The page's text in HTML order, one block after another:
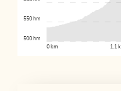
0 km 1.1
500 hm
550 hm